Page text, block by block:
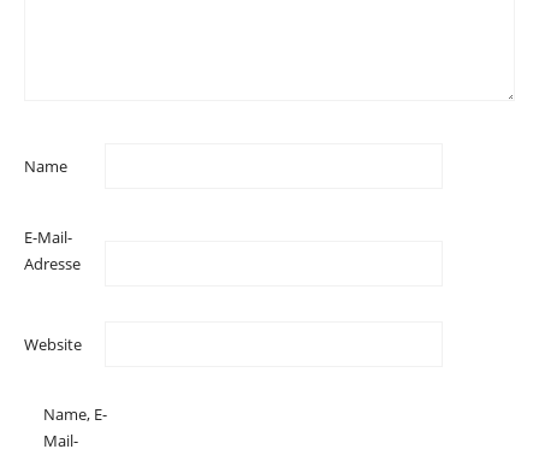
Name
E-Mail-
Adresse
Website
Name, E-
Mail-